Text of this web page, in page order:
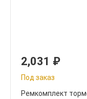
2,031 ₽
Под заказ
Ремкомплект